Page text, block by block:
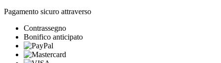
Pagamento sicuro attraverso
Contrassegno
Bonifico anticipato